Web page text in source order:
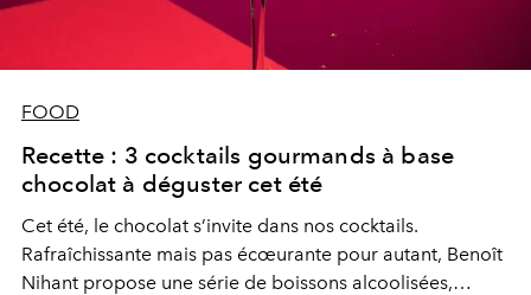
FOOD
Recette : 3 cocktails gourmands à base
chocolat à déguster cet été
Cet été, le chocolat s’invite dans nos cocktails.
Rafraîchissante mais pas écœurante pour autant, Benoît
Nihant propose une série de boissons alcoolisées,